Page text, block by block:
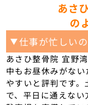
あさ
の
▼仕事が忙しい
あさひ整骨院 宜野
中もお昼休みがな
やすいと評判です
で、平日に通えな